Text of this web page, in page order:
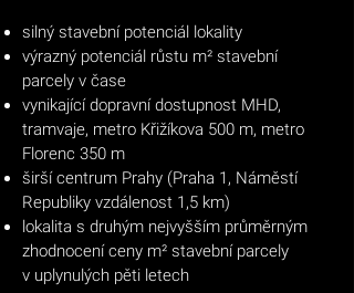
silný stavební potenciál lokality
výrazný potenciál růstu m² stavební
parcely v čase
vynikající dopravní dostupnost MHD,
tramvaje, metro Křižíkova 500 m, metro
Florenc 350 m
širší centrum Prahy (Praha 1, Náměstí
Republiky vzdálenost 1,5 km)
lokalita s druhým nejvyšším průměrným
zhodnocení ceny m² stavební parcely
v uplynulých pěti letech